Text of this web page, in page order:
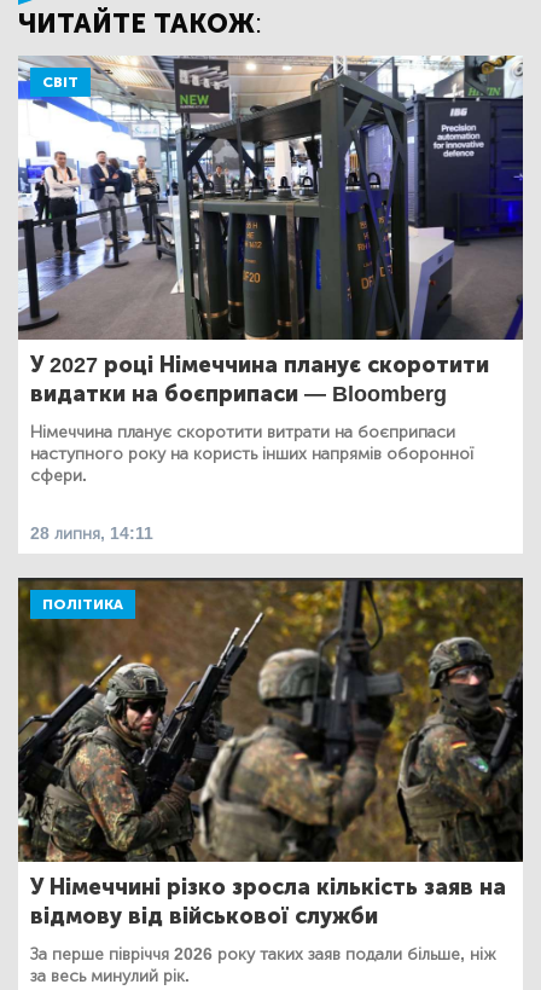
ЧИТАЙТЕ ТАКОЖ:
СВІТ
У 2027 році Німеччина планує скоротити
видатки на боєприпаси — Bloomberg
Німеччина планує скоротити витрати на боєприпаси
наступного року на користь інших напрямів оборонної
сфери.
28 липня, 14:11
ПОЛІТИКА
У Німеччині різко зросла кількість заяв на
відмову від військової служби
За перше півріччя 2026 року таких заяв подали більше, ніж
за весь минулий рік.